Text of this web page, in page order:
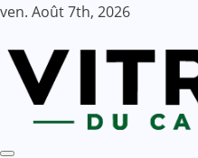
Skip
content
ven. Août 7th, 2026